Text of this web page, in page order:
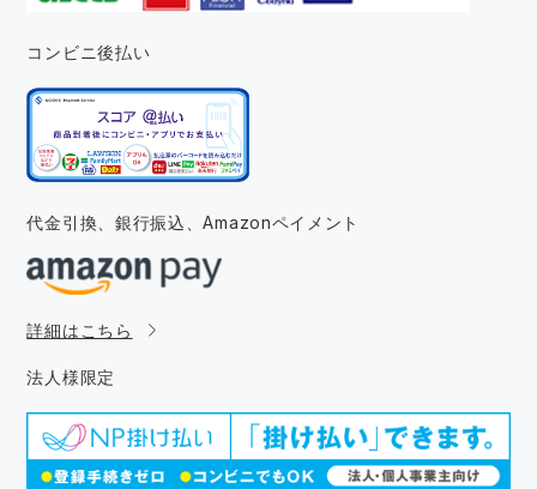
コンビニ後払い
代金引換、銀行振込、Amazonペイメント
詳細はこちら
法人様限定